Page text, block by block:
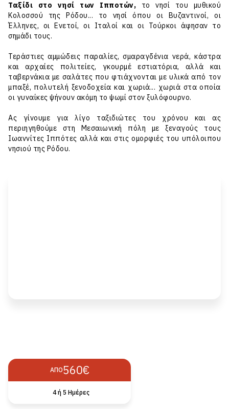
Ταξίδι στο νησί των Ιπποτών, το νησί του μυθικού
Κολοσσού της Ρόδου... το νησί όπου οι Βυζαντινοί, οι
Έλληνες, οι Ενετοί, οι Ιταλοί και οι Τούρκοι άφησαν το
σημάδι τους.
Τεράστιες αμμώδεις παραλίες, σμαραγδένια νερά, κάστρα
και αρχαίες πολιτείες, γκουρμέ εστιατόρια, αλλά και
ταβερνάκια με σαλάτες που φτιάχνονται με υλικά από τον
μπαξέ, πολυτελή ξενοδοχεία και χωριά... χωριά στα οποία
οι γυναίκες ψήνουν ακόμη το ψωμί στον ξυλόφουρνο.
Ας γίνουμε για λίγο ταξιδιώτες του χρόνου και ας
περιηγηθούμε στη Μεσαιωνική πόλη με ξεναγούς τους
Ιωαννίτες Ιππότες αλλά και στις ομορφιές του υπόλοιπου
νησιού της Ρόδου.
ΑΠΌ560€
4 ή 5 Ημέρες